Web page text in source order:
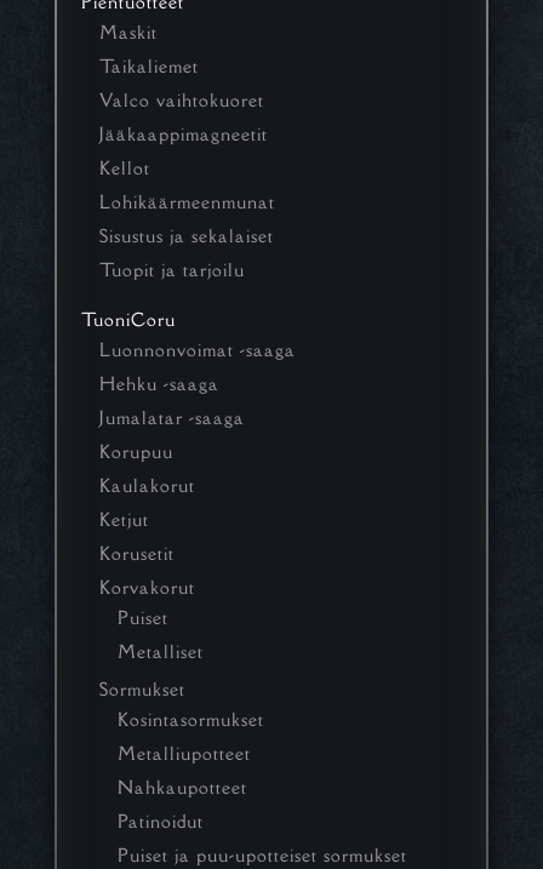
Maskit
Taikaliemet
Valco vaihtokuoret
Jääkaappimagneetit
Kellot
Lohikäärmeenmunat
Sisustus ja sekalaiset
Tuopit ja tarjoilu
TuoniCoru
Luonnonvoimat -saaga
Hehku -saaga
Jumalatar -saaga
Korupuu
Kaulakorut
Ketjut
Korusetit
Korvakorut
Puiset
Metalliset
Sormukset
Kosintasormukset
Metalliupotteet
Nahkaupotteet
Patinoidut
Puiset ja puu-upotteiset sormukset